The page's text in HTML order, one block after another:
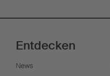
Entdecken
News